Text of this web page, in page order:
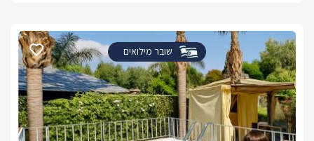
שובר מילואים